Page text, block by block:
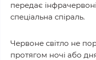
передає
спеціальна спіраль.
Червоне світло не
протягом ночі або